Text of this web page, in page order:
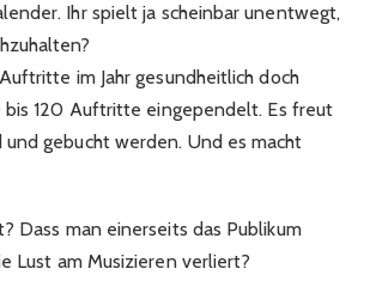
Ihr spielt ja scheinbar unentwegt,
im Jahr gesundheitlich doch
bis 120 Auftritte eingependelt. Es freut
gebucht werden. Und es macht
Dass man einerseits das Publikum
Lust am Musizieren verliert?